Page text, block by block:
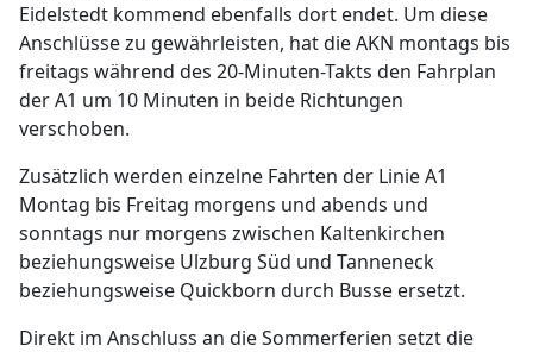
Eidelstedt kommend ebenfalls dort endet. Um diese
Anschlüsse zu gewährleisten, hat die AKN montags bis
freitags während des 20-Minuten-Takts den Fahrplan
der A1 um 10 Minuten in beide Richtungen
verschoben.
Zusätzlich werden einzelne Fahrten der Linie A1
Montag bis Freitag morgens und abends und
sonntags nur morgens zwischen Kaltenkirchen
beziehungsweise Ulzburg Süd und Tanneneck
beziehungsweise Quickborn durch Busse ersetzt.
Direkt im Anschluss an die Sommerferien setzt die